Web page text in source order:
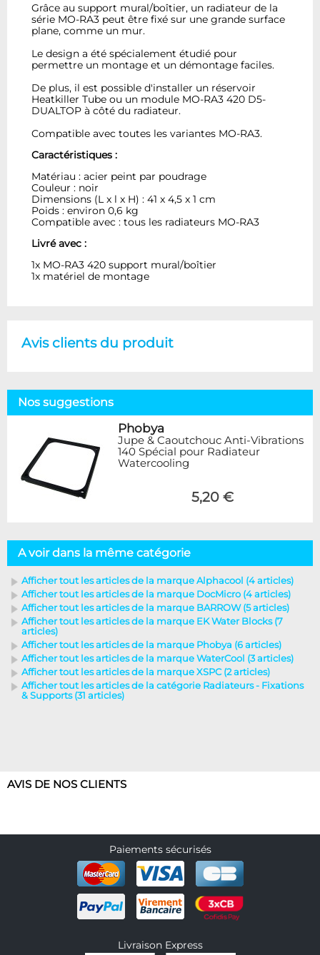
Grâce au support mural/boîtier, un radiateur de la
série MO-RA3 peut être fixé sur une grande surface
plane, comme un mur.
Le design a été spécialement étudié pour
permettre un montage et un démontage faciles.
De plus, il est possible d'installer un réservoir
Heatkiller Tube ou un module MO-RA3 420 D5-
DUALTOP à côté du radiateur.
Compatible avec toutes les variantes MO-RA3.
Caractéristiques :
Matériau : acier peint par poudrage
Couleur : noir
Dimensions (L x l x H) : 41 x 4,5 x 1 cm
Poids : environ 0,6 kg
Compatible avec : tous les radiateurs MO-RA3
Livré avec :
1x MO-RA3 420 support mural/boîtier
1x matériel de montage
Avis clients du produit
Nos suggestions
Phobya
Jupe & Caoutchouc Anti-Vibrations
140 Spécial pour Radiateur
Watercooling
5,20 €
A voir dans la même catégorie
Afficher tout les articles de la marque Alphacool (4 articles)
Afficher tout les articles de la marque DocMicro (4 articles)
Afficher tout les articles de la marque BARROW (5 articles)
Afficher tout les articles de la marque EK Water Blocks (7
articles)
Afficher tout les articles de la marque Phobya (6 articles)
Afficher tout les articles de la marque WaterCool (3 articles)
Afficher tout les articles de la marque XSPC (2 articles)
Afficher tout les articles de la catégorie Radiateurs - Fixations
& Supports (31 articles)
AVIS DE NOS CLIENTS
Paiements sécurisés
Livraison Express